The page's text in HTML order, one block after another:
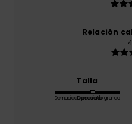
Relación
Talla
Demasiado pequeño
Demasiado grande